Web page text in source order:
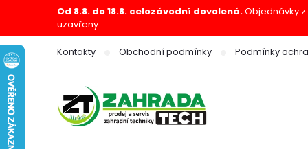
obsah
Od 8.8. do 18.8. celozávodní dovolená.Objednávky
uzavřeny.
Kontakty Obchodní podmínky Podmínky